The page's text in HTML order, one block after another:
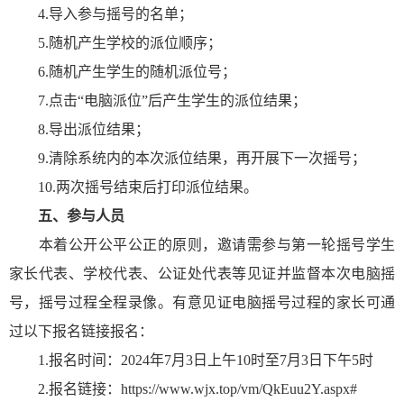
4.导入参与摇号的名单；
5.随机产生学校的派位顺序；
6.随机产生学生的随机派位号；
7.点击“电脑派位”后产生学生的派位结果；
8.导出派位结果；
9.清除系统内的本次派位结果，再开展下一次摇号；
10.两次摇号结束后打印派位结果。
五、参与人员
本着公开公平公正的原则，邀请需参与第一轮摇号学生
家长代表、学校代表、公证处代表等见证并监督本次电脑摇
号，摇号过程全程录像。有意见证电脑摇号过程的家长可通
过以下报名链接报名：
1.报名时间：2024年7月3日上午10时至7月3日下午5时
2.报名链接：https://www.wjx.top/vm/QkEuu2Y.aspx#